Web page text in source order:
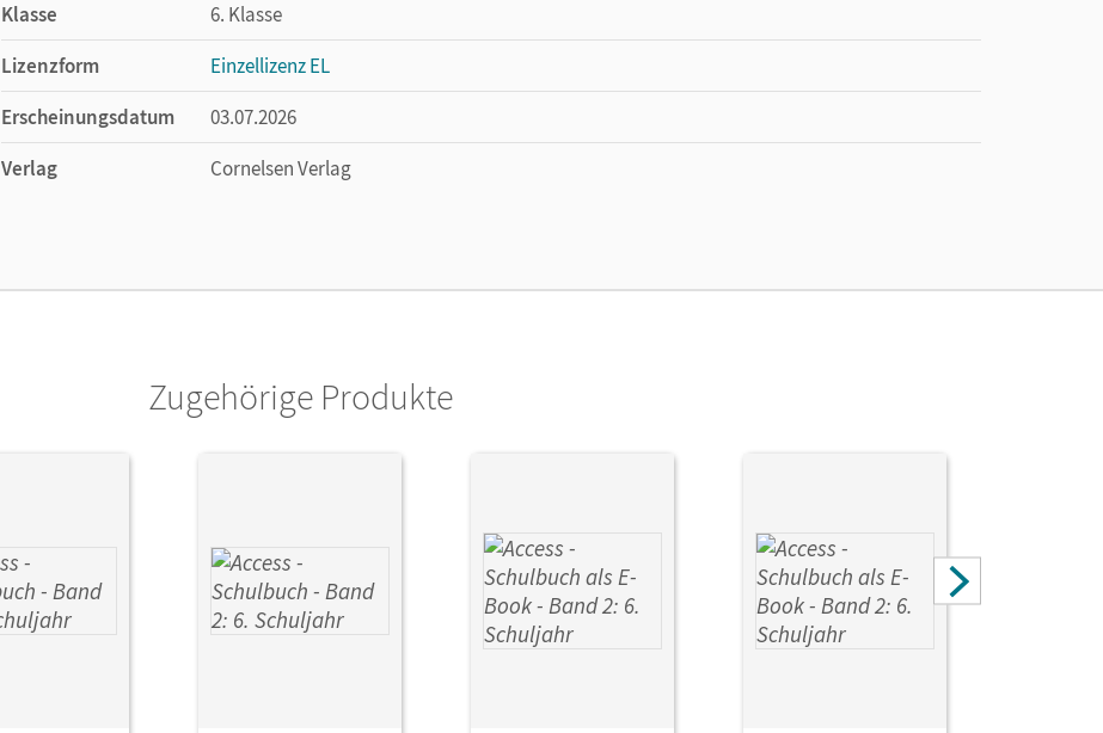
Klasse
6. Klasse
Lizenzform
Einzellizenz EL
Erscheinungsdatum
03.07.2026
Verlag
Cornelsen Verlag
Zugehörige Produkte